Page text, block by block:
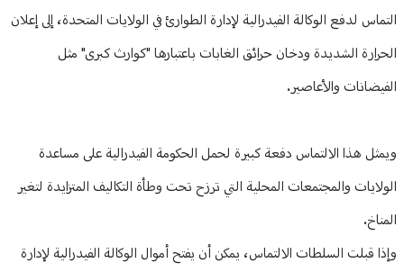
التماس لدفع الوكالة الفيدرالية لإدارة الطوارئ في الولايات المتحدة، إلى إعلان
الحرارة الشديدة ودخان حرائق الغابات باعتبارها "كوارث كبرى" مثل
الفيضانات والأعاصير.
ويمثل هذا الالتماس دفعة كبيرة لحمل الحكومة الفيدرالية على مساعدة
الولايات والمجتمعات المحلية التي ترزح تحت وطأة التكاليف المتزايدة لتغير
المناخ.
وإذا قبلت السلطات الالتماس، يمكن أن يفتح أموال الوكالة الفيدرالية لإدارة